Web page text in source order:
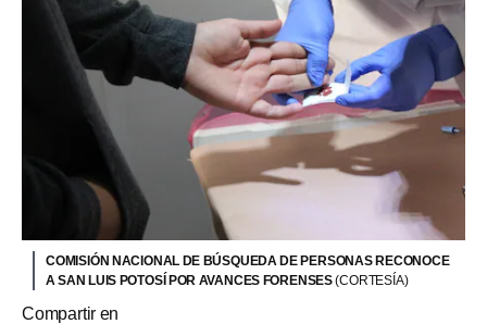
COMISIÓN NACIONAL DE BÚSQUEDA DE PERSONAS RECONOCE
A SAN LUIS POTOSÍ POR AVANCES FORENSES(CORTESÍA)
Compartir en